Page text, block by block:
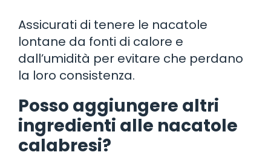
Assicurati di tenere le nacatole
lontane da fonti di calore e
dall’umidità per evitare che perdano
la loro consistenza.
Posso aggiungere altri
ingredienti alle nacatole
calabresi?